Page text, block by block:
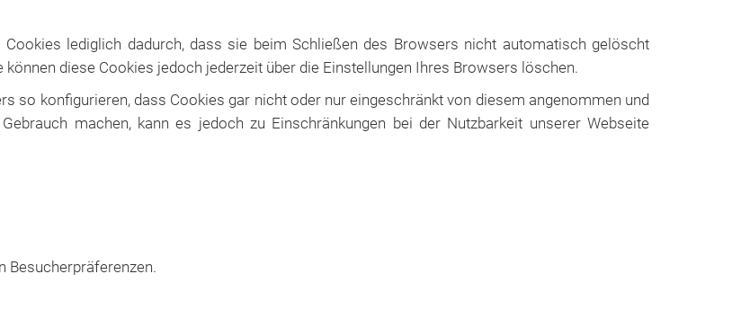
lediglich dadurch, dass sie beim Schließen des Browsers nicht automatisch gelöscht
diese Cookies jedoch jederzeit über die Einstellungen Ihres Browsers löschen.
so konfigurieren, dass Cookies gar nicht oder nur eingeschränkt von diesem angenommen und
machen, kann es jedoch zu Einschränkungen bei der Nutzbarkeit unserer Webseite
Besucherpräferenzen.